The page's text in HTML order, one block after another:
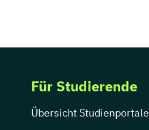
Für Studierende
Übersicht Studienportale